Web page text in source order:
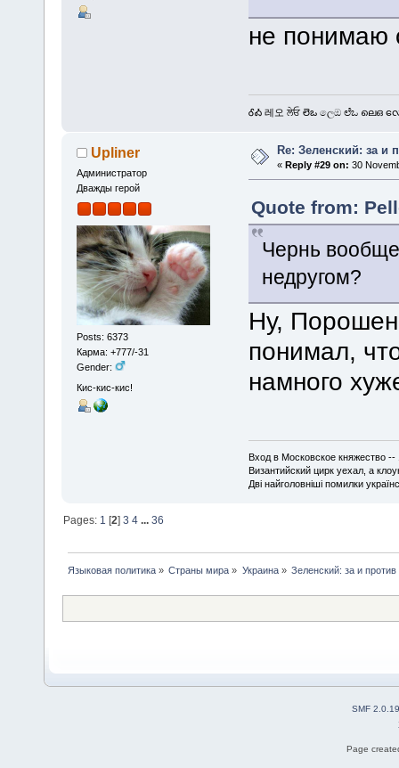
не понимаю
ᎴᎣ 레오 ਲੇਓ లెఒ ලෙඔ ಲೆಒ ലെഒ လ
Upliner
Администратор
Дважды герой
Posts: 6373
Карма: +777/-31
Gender:
Кис-кис-кис!
Re: Зеленский: за и
«Reply #29 on: 30
Quote from:
Чернь
недругом?
Ну,
понимал,
намного
Вход в Московское княжество
Византийский цирк уехал, а
Дві найголовніші помилки
Pages: 1 [2]3 4 ...36
Языковая политика» Страны мира » Украина» Зеленский: за и против
SMF 2.0.19
Page